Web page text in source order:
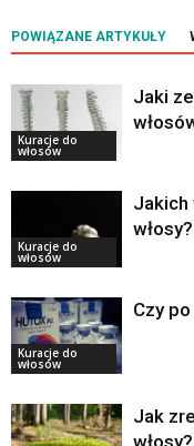
POWIĄZANE ARTYKUŁY
Kuracje do
włosów
Jaki
Kuracje do
włosów
Jakich
włosy?
Kuracje do
włosów
Czy
Jak